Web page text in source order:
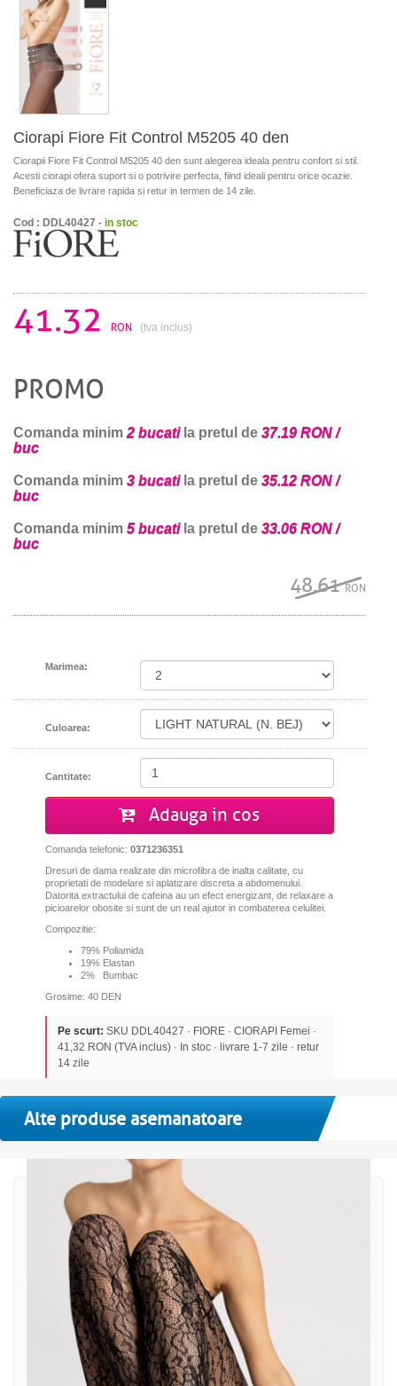
Ciorapi Fiore Fit Control M5205 40 den
Ciorapii Fiore Fit Control M5205 40 den sunt alegerea ideala pentru confort si stil.
Acesti ciorapi ofera suport si o potrivire perfecta, fiind ideali pentru orice ocazie.
Beneficiaza de livrare rapida si retur in termen de 14 zile.
Cod : DDL40427 - in stoc
41.32 RON (tva inclus)
PROMO
Comanda minim 2 bucatila pretul de 37.19 RON /
buc
Comanda minim 3 bucatila pretul de 35.12 RON /
buc
Comanda minim 5 bucatila pretul de 33.06 RON /
buc
48.61RON
Marimea:
Culoarea:
Cantitate:
Adauga in cos
Comanda telefonic: 0371236351
Dresuri de dama realizate din microfibra de inalta calitate, cu
proprietati de modelare si aplatizare discreta a abdomenului.
Datorita extractului de cafeina au un efect energizant, de relaxare a
picioarelor obosite si sunt de un real ajutor in combaterea celulitei.
Compozitie:
79% Poliamida
19% Elastan
2% Bumbac
Grosime: 40 DEN
Pe scurt: SKU DDL40427 · FIORE · CIORAPI Femei ·
41,32 RON (TVA inclus) · In stoc · livrare 1-7 zile · retur
14 zile
Alte produse asemanatoare